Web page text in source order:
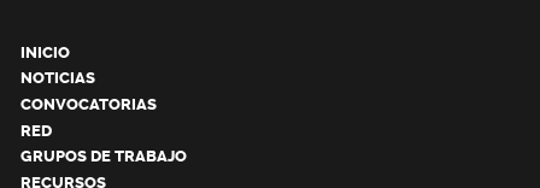
INICIO
NOTICIAS
CONVOCATORIAS
RED
GRUPOS DE TRABAJO
RECURSOS